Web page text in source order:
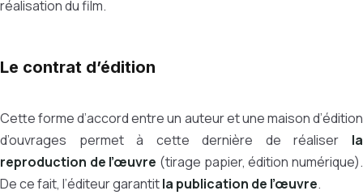
réalisation du film.
Le contrat d’édition
Cette forme d’accord entre un auteur et une maison d’édition
d’ouvrages permet à cette dernière de réaliser la
reproduction de l’œuvre (tirage papier, édition numérique).
De ce fait, l’éditeur garantitla publication de l’œuvre.